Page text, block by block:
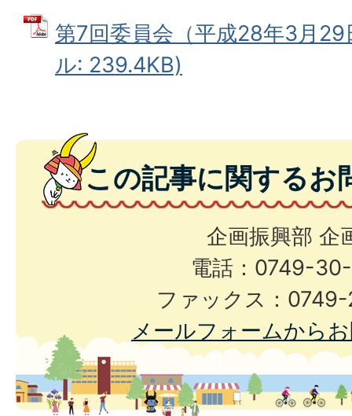
第7回委員会（平成28年3月
ル: 239.4KB)
この記事に関するお
企画振興部 企
電話：0749-
ファックス：
メールフォームから